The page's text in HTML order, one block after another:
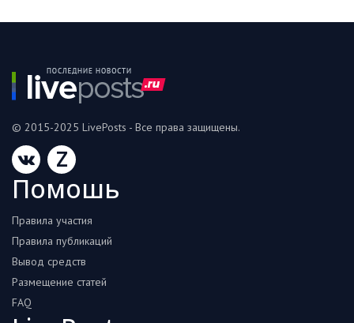
© 2015-2025 LivePosts - Все права защищены.
Z
Помошь
Правила участия
Правила публикаций
Вывод средств
Размещение статей
FAQ